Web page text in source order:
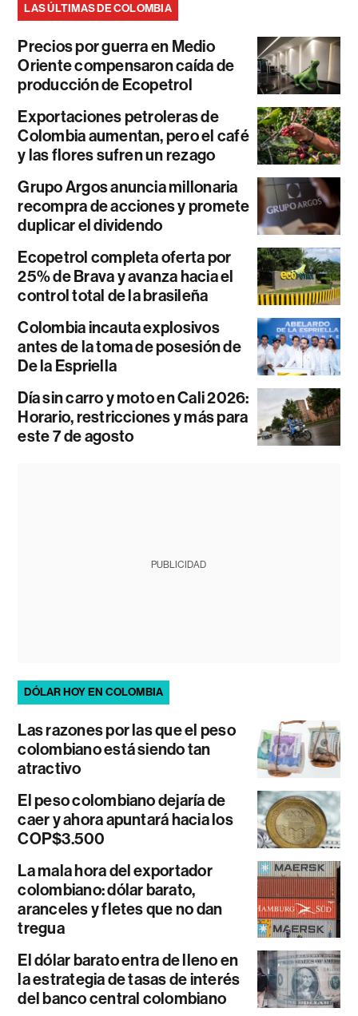
LAS ÚLTIMAS DE COLOMBIA
Precios por guerra en Medio
Oriente compensaron caída de
producción de Ecopetrol
Exportaciones petroleras de
Colombia aumentan, pero el café
y las flores sufren un rezago
Grupo Argos anuncia millonaria
recompra de acciones y promete
duplicar el dividendo
Ecopetrol completa oferta por
25% de Brava y avanza hacia el
control total de la brasileña
Colombia incauta explosivos
antes de la toma de posesión de
De la Espriella
Día sin carro y moto en Cali 2026:
Horario, restricciones y más para
este 7 de agosto
PUBLICIDAD
DÓLAR HOY EN COLOMBIA
Las razones por las que el peso
colombiano está siendo tan
atractivo
El peso colombiano dejaría de
caer y ahora apuntará hacia los
COP$3.500
La mala hora del exportador
colombiano: dólar barato,
aranceles y fletes que no dan
tregua
El dólar barato entra de lleno en
la estrategia de tasas de interés
del banco central colombiano